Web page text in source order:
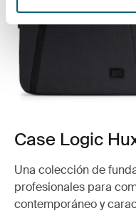
Case Logic
Una colección de
profesionales para
contemporáneo y